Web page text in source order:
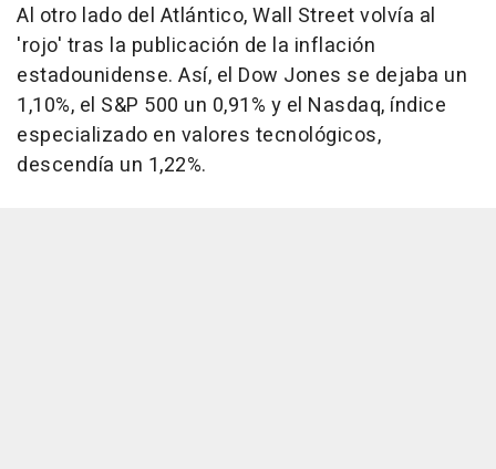
Al otro lado del Atlántico, Wall Street volvía al
'rojo' tras la publicación de la inflación
estadounidense. Así, el Dow Jones se dejaba un
1,10%, el S&P 500 un 0,91% y el Nasdaq, índice
especializado en valores tecnológicos,
descendía un 1,22%.